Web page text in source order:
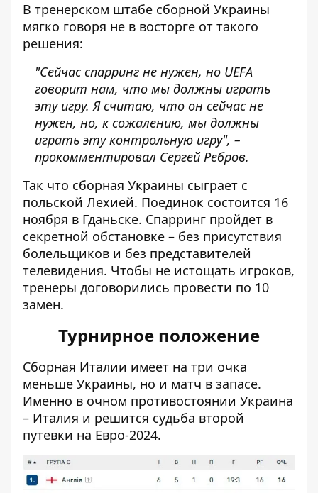
В тренерском штабе сборной Украины
мягко говоря не в восторге от такого
решения:
"Сейчас спарринг не нужен, но UEFA
говорит нам, что мы должны играть
эту игру. Я считаю, что он сейчас не
нужен, но, к сожалению, мы должны
играть эту контрольную игру", –
прокомментировал Сергей Ребров.
Так что сборная Украины сыграет с
польской Лехией. Поединок состоится 16
ноября в Гданьске. Спарринг пройдет в
секретной обстановке – без присутствия
болельщиков и без представителей
телевидения. Чтобы не истощать игроков,
тренеры договорились провести по 10
замен.
Турнирное положение
Сборная Италии имеет на три очка
меньше Украины, но и матч в запасе.
Именно в очном противостоянии Украина
– Италия и решится судьба второй
путевки на Евро-2024.